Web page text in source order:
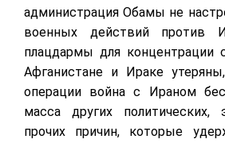
администрация Обамы не
военных действий против
плацдармы для концентрации
Афганистане и Ираке
операции война с Ираном
масса других политических,
прочих причин, которые